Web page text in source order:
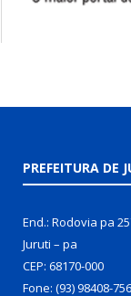
PREFEITURA DE
End.: Rodovia pa
Juruti – pa
CEP: 68170-000
Fone: (93) 98408-